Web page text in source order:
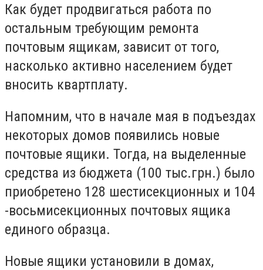
Как будет продвигаться работа по
остальным требующим ремонта
почтовым ящикам, зависит от того,
насколько активно населением будет
вносить квартплату.
Напомним, что в начале мая в подъездах
некоторых домов появились новые
почтовые ящики. Тогда, на выделенные
средства из бюджета (100 тыс.грн.) было
приобретено 128 шестисекционных и 104
-восьмисекционных почтовых ящика
единого образца.
Новые ящики установили в домах,